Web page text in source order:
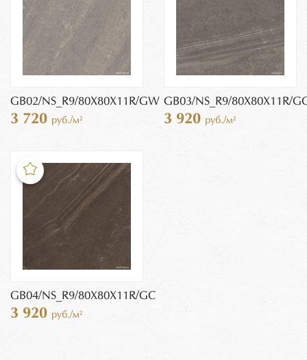
GB02/NS_R9/80X80X11R/GW
3 720 руб./м²
GB03/NS_R9/80X80X11R/
3 920 руб./м²
GB04/NS_R9/80X80X11R/GC
3 920 руб./м²